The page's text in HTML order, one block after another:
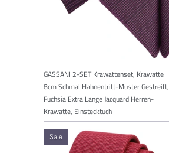
GASSANI 2-SET Krawattenset, Krawatte
8cm Schmal Hahnentritt-Muster Gestreift,
Fuchsia Extra Lange Jacquard Herren-
Krawatte, Einstecktuch
Sale